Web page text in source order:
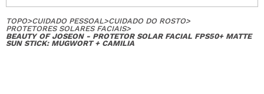
TOPO>CUIDADO PESSOAL>CUIDADO DO ROSTO>
PROTETORES SOLARES FACIAIS>
BEAUTY OF JOSEON - PROTETOR SOLAR FACIAL FPS50+ MATTE
SUN STICK: MUGWORT + CAMILIA